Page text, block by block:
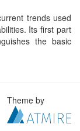
trends used
Its first part
the basic
Theme by